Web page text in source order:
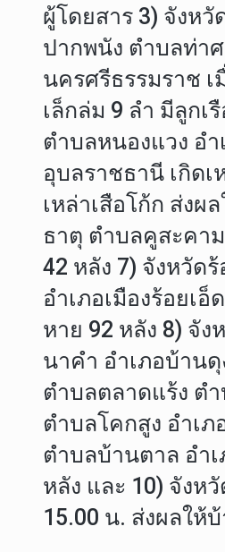
ผู้โดยสาร 3) จังห
ปากพนัง ตำบลท่า
นครศรีธรรมราช เ
เล็กล่ม 9 ลำ มีลูก
ตำบลหนองแวง อำ
อุบลราชธานี เกิด
เหล่าเสือโก้ก ส่ง
ธาตุ ตำบลคูสะคา
42 หลัง 7) จังหวัด
อำเภอเมืองร้อยเ
หาย 92 หลัง 8) จั
นาคำ อำเภอบ้าน
ตำบลตลาดแร้ง ต
ตำบลโคกสูง อำเ
ตำบลบ้านตาล อำ
หลัง และ 10) จังห
15.00 น. ส่งผลให้